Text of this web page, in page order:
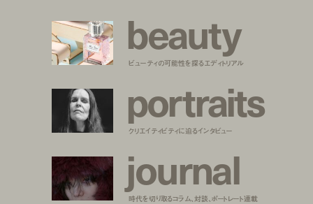
beauty
ビューティの可能性を探るエディトリアル
portraits
クリエイティビティに迫るインタビュー
journal
時代を切り取るコラム、対談、ポートレート連載